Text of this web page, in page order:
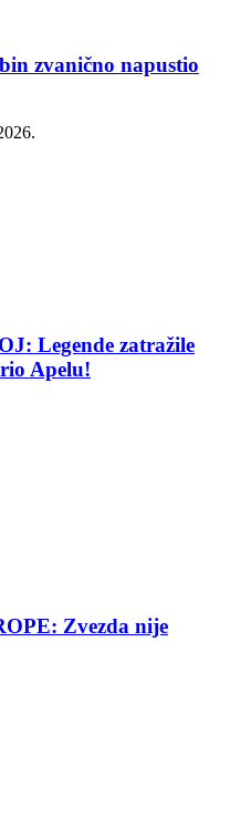
zvanično napustio
Legende zatražile
Apelu!
Zvezda nije